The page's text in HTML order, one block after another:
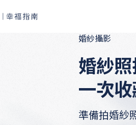
婚紗攝影
婚紗
一次
準備拍婚紗